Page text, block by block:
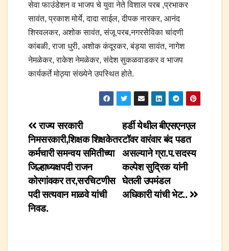
सेवा फाउंडेशन व भाजप चे युवा नेते विशाल परब ,प्रभाकर
सावंत, प्रकाश मोर्ये, दादा साईल, दीपक नारकर, आनंद
शिरवलकर, अशोक सावंत, संजू परब,नगरसेविका चांदणी
कांबळी, राजा धुरी, अशोक कंदूरकर, बंड्या सावंत, नागेश
नेमळेकर, राकेश नेमळेकर, संदेश सुकळवाडकर व भाजप
कार्यकर्ते मोठ्या संख्येने उपस्थित होते.
Post
navigation
हर्डी येथील बीएसएनएल
टॉवर वारंवार बंद पडत
असल्याने ग्रा.प.सदस्य
कल्पेश सुद्रिक यांनी
घेतली उपमंडल
अधिकारी यांची भेट..
राज्य सरकारी
निमसरकारी,शिक्षक शिक्षकेतर
कर्मचारी समन्वय समितीच्या
जिल्हाध्यक्षपदी राजन
कोरगांवकर तर,सरचिटणीस
पदी सत्यवान माळवे यांची
निवड.